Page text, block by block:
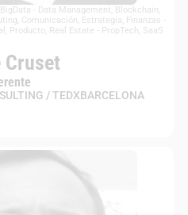
BigData - Data Management Blockchain
Comunicación Estrategia Finanzas -
Producto Real Estate - PropTech SaaS
Cruset
/ TEDXBARCELONA